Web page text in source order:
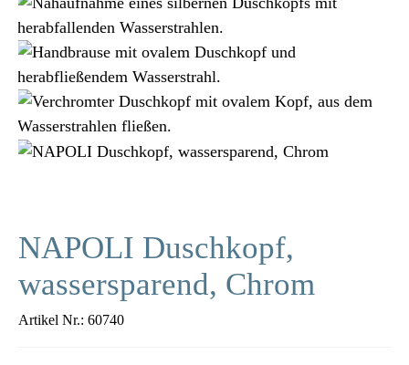
NAPOLI Duschkopf,
wassersparend, Chrom
Artikel Nr.: 60740